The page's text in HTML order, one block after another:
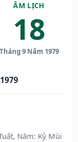
ÂM LỊCH
18
Tháng 9 Năm 1979
Năm: Kỷ Mùi